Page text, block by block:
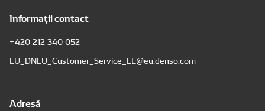
Informații contact
+420 212 340 052
EU_DNEU_Customer_Service_EE@eu.denso.com
Adresă